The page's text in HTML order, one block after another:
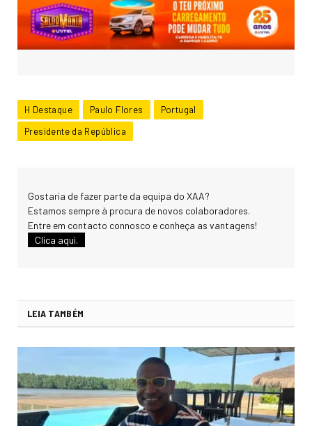
H Destaque Paulo Flores
Portugal
Presidente da República
Gostaria de fazer parte da equipa do XAA?
Estamos sempre à procura de novos colaboradores.
Entre em contacto connosco e conheça as vantagens!
Clica aqui.
LEIA TAMBÉM